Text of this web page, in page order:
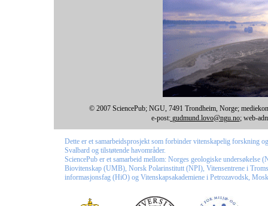
© 2007 SciencePub; NGU, 7491 Trondheim, Norge;
e-post: gudmund.lovo@ngu.no; web-
Dette er et samarbeidsprosjekt som forbinder vitenskapelig forskning
Svalbard og tilstøtende havområder.
SciencePub er et samarbeid mellom: Norges geologiske
Biovitenskap (UMB), Norsk Polarinstitutt (NPI), Vitensentrene i
informasjonsfag (HiO) og Vitenskapsakademiene i Petrozavodsk,